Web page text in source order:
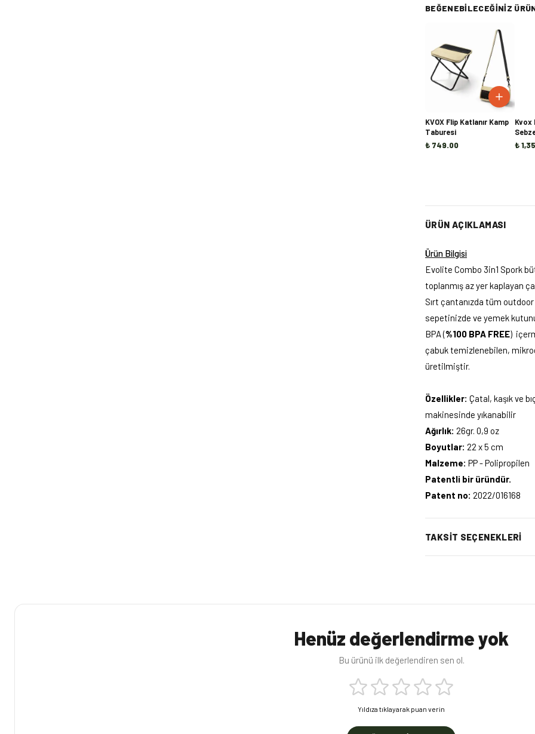
BEĞENEBILECEĞINIZ
KVOX Flip Katlanır Kamp
Taburesi
₺ 749.00
Kvox
₺
ÜRÜN AÇIKLAMASI
Ürün Bilgisi
Evolite Combo 3in1 Spork
toplanmış az yer kaplayan
Sırt çantanızda tüm
sepetinizde ve yemek
BPA (%100 BPA FREE)
çabuk temizlenebilen,
üretilmiştir.
Özellikler: Çatal, kaşık ve
makinesinde yıkanabilir
Ağırlık: 26gr. 0,9 oz
Boyutlar: 22 x 5 cm
Malzeme: PP - Polipropilen
Patentli bir üründür.
Patent no: 2022/016168
TAKSIT SEÇENEKLERI
Henüz değerlendirme yok
Bu ürünü ilk değerlendiren sen ol.
Yıldıza tıklayarak puan verin